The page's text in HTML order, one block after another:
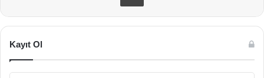
Kayıt Ol